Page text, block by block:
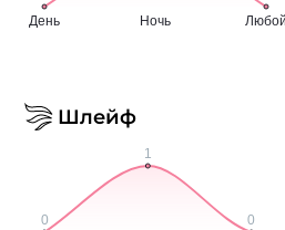
Шлейф